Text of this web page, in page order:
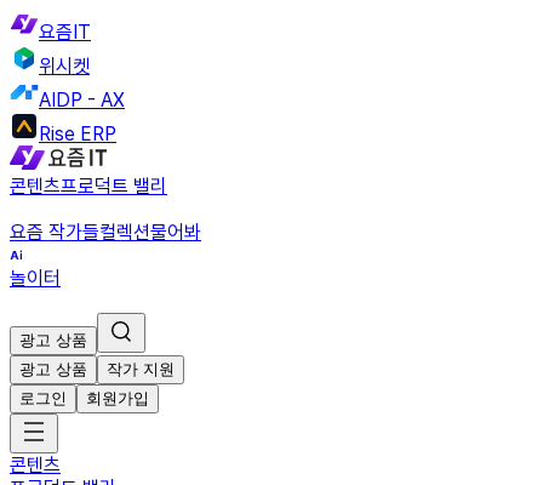
요즘IT
위시켓
AIDP - AX
Rise ERP
콘텐츠프로덕트 밸리
요즘 작가들컬렉션물어봐
놀이터
광고 상품
광고 상품
작가 지원
로그인
회원가입
콘텐츠